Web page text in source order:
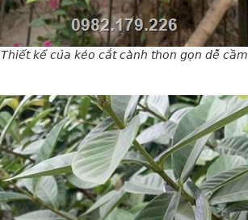
Thiết kế của kéo cắt cành thon gọn dễ cầm